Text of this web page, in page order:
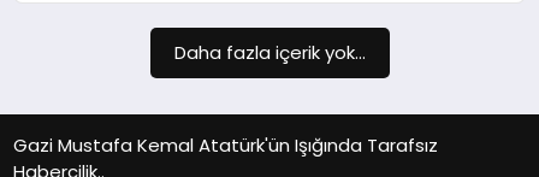
Daha fazla içerik yok...
Gazi Mustafa Kemal Atatürk'ün Işığında Tarafsız
Habercilik..